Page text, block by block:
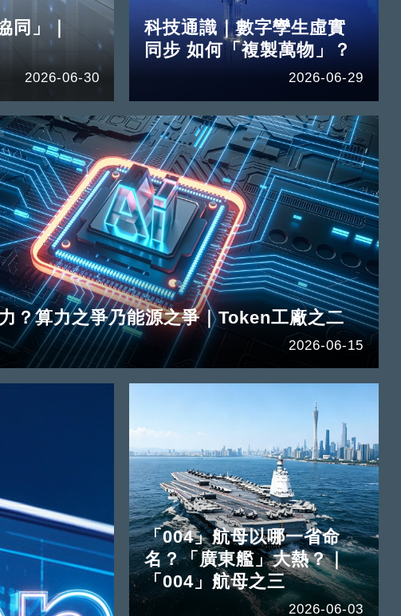
同」｜
2026-06-30
科技通識｜數字孿生虛實
同步 如何「複製萬物」？
2026-06-29
？算力之爭乃能源之爭｜Token工廠之二
2026-06-15
「004」航母以哪一省命
名？「廣東艦」大熱？｜
「004」航母之三
2026-06-03